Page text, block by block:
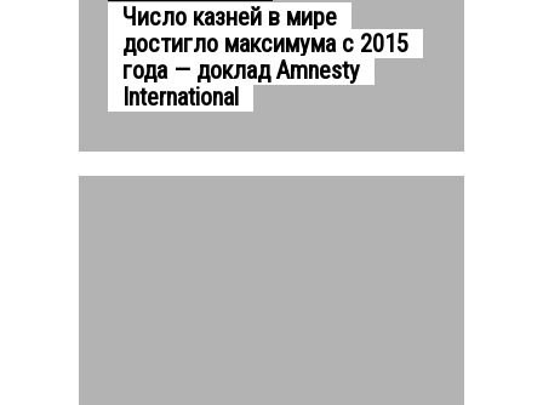
Число казней в мире
достигло максимума с 2015
года — доклад Amnesty
International